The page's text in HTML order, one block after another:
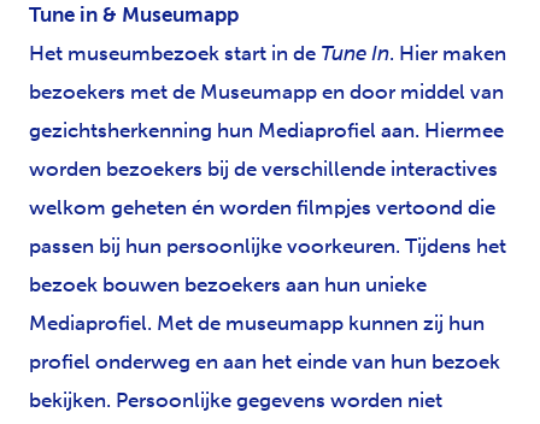
Tune in & Museumapp
Het museumbezoek start in de Tune In. Hier maken
bezoekers met de Museumapp en door middel van
gezichtsherkenning hun Mediaprofiel aan. Hiermee
worden bezoekers bij de verschillende interactives
welkom geheten én worden filmpjes vertoond die
passen bij hun persoonlijke voorkeuren. Tijdens het
bezoek bouwen bezoekers aan hun unieke
Mediaprofiel. Met de museumapp kunnen zij hun
profiel onderweg en aan het einde van hun bezoek
bekijken. Persoonlijke gegevens worden niet